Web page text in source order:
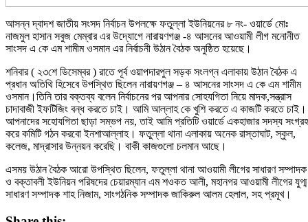
আসন্ন দ্বাদশ জাতীয় সংসদ নির্বাচন উপলক্ষে ফতুল্লা ইউনিয়নের ৮ নং- ওয়ার্ডে মোঃ
নাজমুল হাসান সবুজ মেম্বার এর উদ্যোগে নারায়ণগঞ্জ -৪ আসনের আওয়ামী লীগ মনোনীত
সাংসদ এ কে এম শামীম ওসমান এর নির্বাচনী উঠান বৈঠক অনুষ্ঠিত হয়েছে।
শনিবার ( ২৩শে ডিসেম্বর ) রাতে পূর্ব ওয়াপদারপুল সড়ক সংলগ্ন এলাকায় উঠান বৈঠক এ
প্রধান অতিথি হিসেবে উপস্থিত ছিলেন নারায়ণগঞ্জ – ৪ আসনের সাংসদ এ কে এম শামীম
ওসমান।তিনি তার বক্তব্য বলেন নির্বাচনের পর আপনার সোহযগিতা নিয়ে মাদক,সন্ত্রাস
চাদাবাজী ইফটিজিং বন্ধ করতে চাই। আমি আল্লাহ কে খুশি করতে এ কাজটি করতে চাই।
আপনাদের সহোযগিতা ছাড়া সম্ভপ নয়, তাই আমি প্রতিটি ওয়ার্ডে একহাজার সদস্য সংগ্রহ
করে কমিটি গঠন করবো ইনশাআল্লাহ। ফতুল্লা থানা এলাকায় অনেক রাস্তাঘাট, স্কুল,
কলেজ, মাদ্রাসার উন্নয়ন করেছি। বাকী কাজগুলো চলমান আছে।
এসময় উঠান বৈঠক আরো উপস্থিত ছিলেন, ফতুল্লা থানা আওয়ামী লীগের সাধারণ সম্পাদক
ও বক্তাবলী ইউনিয়ন পরিষদের চেয়ারম্যান এম শওকত আলী, মহানগর আওয়ামী লীগের যুগ্ম
সাধারণ সম্পাদক শাহ নিজাম, সাংগঠনিক সম্পাদক জাকিরুল আলম হেলাল, সহ প্রমূখ।